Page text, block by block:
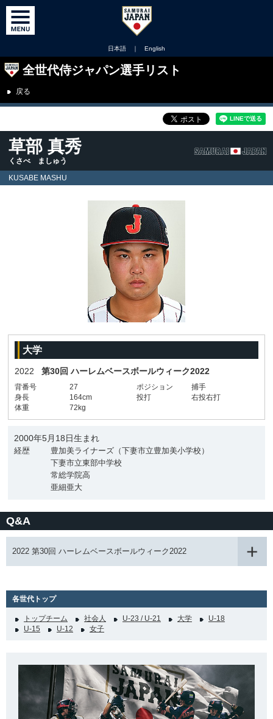
日本語 ｜ English
全世代侍ジャパン選手リスト
戻る
草部 真秀
くさべ ましゅう
KUSABE MASHU
大学
2022 第30回 ハーレムベースボールウィーク2022
背番号 27 ポジション
捕手
身長
164cm 投打
右投右打
体重
72kg
2000年5月18日生まれ
経歴
豊加美ライナーズ（下妻市立豊加美小学校）
下妻市立東部中学校
常総学院高
亜細亜大
Q&A
2022 第30回 ハーレムベースボールウィーク2022
各世代トップ
トップチーム 社会人 U-23 / U-21 大学
U-18
U-15
U-12 女子